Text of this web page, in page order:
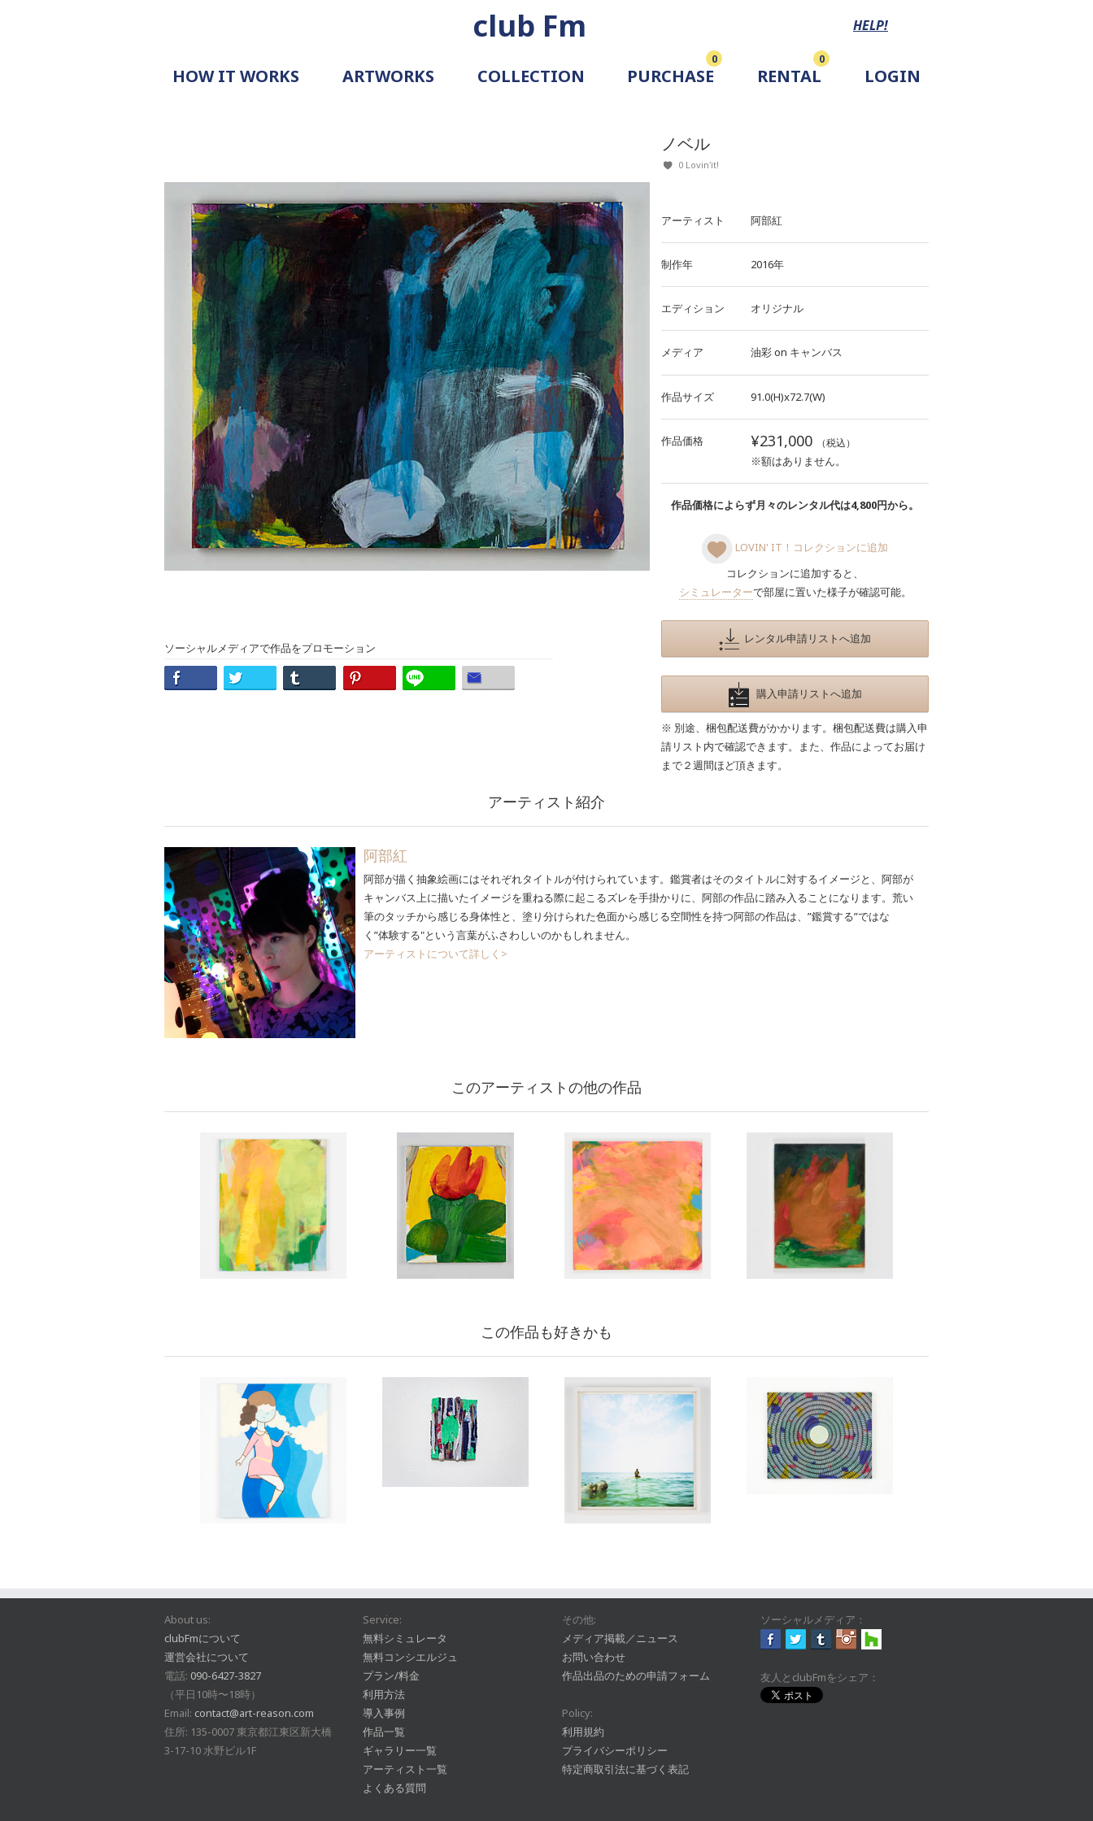
club Fm HELP!
HOW IT WORKS
EXAMPLE
DOCUMENT
REQUEST
ARTWORKS
COLLECTION
PURCHASE
0
RENTAL
0
LOGIN
ソーシャルメディアで作品をプロモーション
ノベル
0 Lovin'it!
アーティスト 阿部紅
制作年 2016年
エディション オリジナル
メディア 油彩on キャンバス
作品サイズ 91.0(H)x72.7(W)
作品価格 ¥231,000 （税込）
※額はありません。
作品価格によらず月々のレンタル代は4,800円から。
LOVIN' IT！コレクションに追加
コレクションに追加すると、
シミュレーターで部屋に置いた様子が確認可能。
レンタル申請リストへ追加
購入申請リストへ追加
※ 別途、梱包配送費がかかります。梱包配送費は購入申
請リスト内で確認できます。また、作品によってお届け
まで２週間ほど頂きます。
アーティスト紹介
阿部紅
阿部が描く抽象絵画にはそれぞれタイトルが付けられています。鑑賞者はそのタイトルに対するイメージと、阿部が
キャンバス上に描いたイメージを重ねる際に起こるズレを手掛かりに、阿部の作品に踏み入ることになります。荒い
筆のタッチから感じる身体性と、塗り分けられた色面から感じる空間性を持つ阿部の作品は、”鑑賞する”ではな
く”体験する"という言葉がふさわしいのかもしれません。
アーティストについて詳しく>
このアーティストの他の作品
この作品も好きかも
About us:
clubFmについて
運営会社について
電話: 090-6427-3827
（平日10時〜18時）
Email: contact@art-reason.com
住所: 135-0007 東京都江東区新大橋
3-17-10 水野ビル1F
Service:
無料シミュレータ
無料コンシエルジュ
プラン/料金
利用方法
導入事例
作品一覧
ギャラリー一覧
アーティスト一覧
よくある質問
その他:
メディア掲載／ニュース
お問い合わせ
作品出品のための申請フォーム
Policy:
利用規約
プライバシーポリシー
特定商取引法に基づく表記
ソーシャルメディア：
友人とclubFmをシェア：